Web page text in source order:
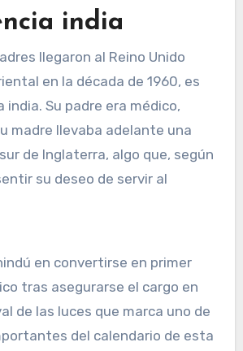
india
llegaron al Reino Unido
en la década de 1960, es
india. Su padre era médico,
madre llevaba adelante una
de Inglaterra, algo que, según
su deseo de servir al
en convertirse en primer
tras asegurarse el cargo en
de las luces que marca uno de
del calendario de esta